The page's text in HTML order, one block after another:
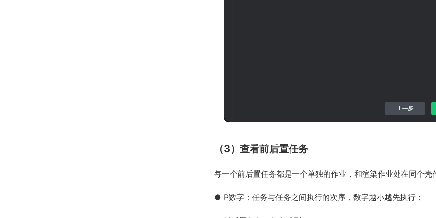
（3）查看前后置任务
每一个前后置任务都是一个单独的作业，和渲染作业处在同个壳
● P数字：任务与任务之间执行的次序，数字越小越先执行；